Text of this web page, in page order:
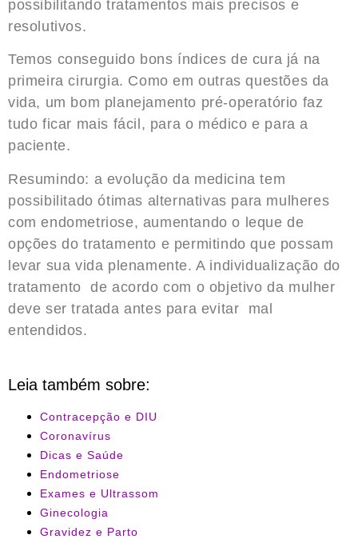
possibilitando tratamentos mais precisos e
resolutivos.
Temos conseguido bons índices de cura já na
primeira cirurgia. Como em outras questões da
vida, um bom planejamento pré-operatório faz
tudo ficar mais fácil, para o médico e para a
paciente.
Resumindo: a evolução da medicina tem
possibilitado ótimas alternativas para mulheres
com endometriose, aumentando o leque de
opções do tratamento e permitindo que possam
levar sua vida plenamente. A individualização do
tratamento de acordo com o objetivo da mulher
deve ser tratada antes para evitar mal
entendidos.
Leia também sobre:
Contracepção e DIU
Coronavírus
Dicas e Saúde
Endometriose
Exames e Ultrassom
Ginecologia
Gravidez e Parto